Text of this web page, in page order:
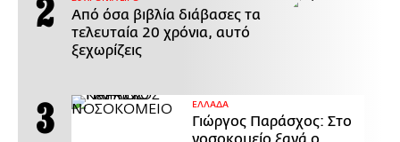
Από όσα βιβλία διάβασες τα
τελευταία 20 χρόνια, αυτό
ξεχωρίζεις
ΕΛΛΑΔΑ
Γιώργος Παράσχος: Στο